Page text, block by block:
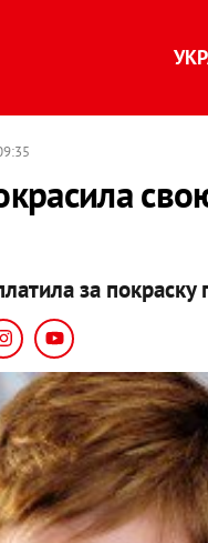
за покраску